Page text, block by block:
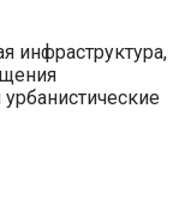
инфраструктура,